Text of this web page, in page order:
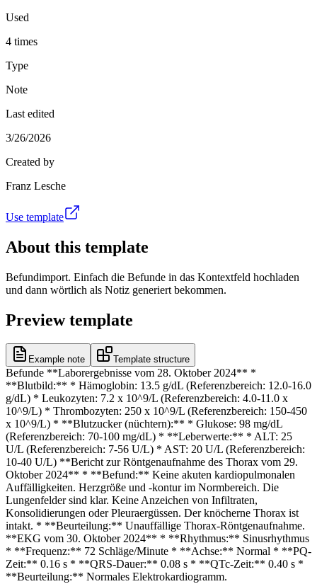
Used
4 times
Type
Note
Last edited
3/26/2026
Created by
Franz Lesche
Use template
About this template
Befundimport. Einfach die Befunde in das Kontextfeld hochladen
und dann wörtlich als Notiz generiert bekommen.
Preview template
Example note Template structure
Befunde **Laborergebnisse vom 28. Oktober 2024** *
**Blutbild:** * Hämoglobin: 13.5 g/dL (Referenzbereich: 12.0-16.0
g/dL) * Leukozyten: 7.2 x 10^9/L (Referenzbereich: 4.0-11.0 x
10^9/L) * Thrombozyten: 250 x 10^9/L (Referenzbereich: 150-450
x 10^9/L) * **Blutzucker (nüchtern):** * Glukose: 98 mg/dL
(Referenzbereich: 70-100 mg/dL) * **Leberwerte:** * ALT: 25
U/L (Referenzbereich: 7-56 U/L) * AST: 20 U/L (Referenzbereich:
10-40 U/L) **Bericht zur Röntgenaufnahme des Thorax vom 29.
Oktober 2024** * **Befund:** Keine akuten kardiopulmonalen
Auffälligkeiten. Herzgröße und -kontur im Normbereich. Die
Lungenfelder sind klar. Keine Anzeichen von Infiltraten,
Konsolidierungen oder Pleuraergüssen. Der knöcherne Thorax ist
intakt. * **Beurteilung:** Unauffällige Thorax-Röntgenaufnahme.
**EKG vom 30. Oktober 2024** * **Rhythmus:** Sinusrhythmus
* **Frequenz:** 72 Schläge/Minute * **Achse:** Normal * **PQ-
Zeit:** 0.16 s * **QRS-Dauer:** 0.08 s * **QTc-Zeit:** 0.40 s *
**Beurteilung:** Normales Elektrokardiogramm.